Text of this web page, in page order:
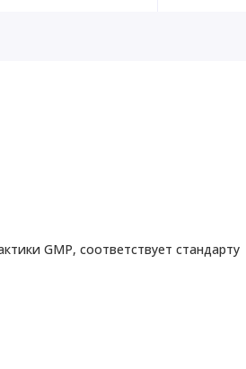
GMP, соответствует стандарту